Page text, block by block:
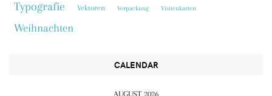
Typografie Vektoren Verpackung Visitenkarten
Weihnachten
CALENDAR
AUGUST 2026